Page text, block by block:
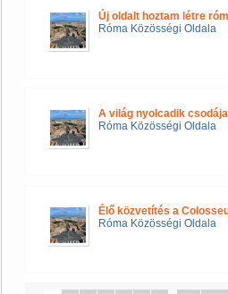
Új oldalt hoztam létre
Róma Közösségi Oldala
A világ nyolcadik
Róma Közösségi Oldala
Élő közvetítés a
Róma Közösségi Oldala